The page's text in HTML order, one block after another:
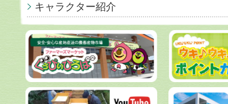
キャラクター紹介